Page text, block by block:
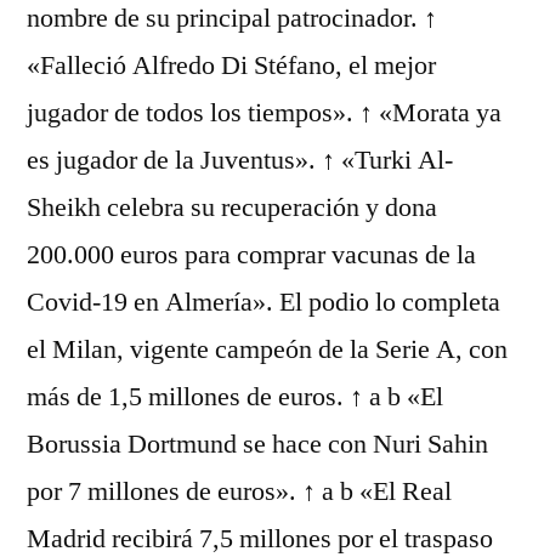
nombre de su principal patrocinador. ↑
«Falleció Alfredo Di Stéfano, el mejor
jugador de todos los tiempos». ↑ «Morata ya
es jugador de la Juventus». ↑ «Turki Al-
Sheikh celebra su recuperación y dona
200.000 euros para comprar vacunas de la
Covid-19 en Almería». El podio lo completa
el Milan, vigente campeón de la Serie A, con
más de 1,5 millones de euros. ↑ a b «El
Borussia Dortmund se hace con Nuri Sahin
por 7 millones de euros». ↑ a b «El Real
Madrid recibirá 7,5 millones por el traspaso